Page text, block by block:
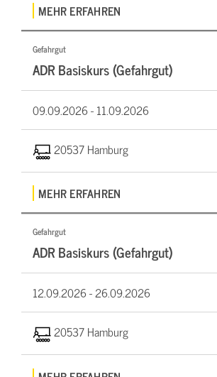
MEHR ERFAHREN
Gefahrgut
ADR Basiskurs (Gefahrgut)
09.09.2026 -11.09.2026
20537 Hamburg
MEHR ERFAHREN
Gefahrgut
ADR Basiskurs (Gefahrgut)
12.09.2026 -26.09.2026
20537 Hamburg